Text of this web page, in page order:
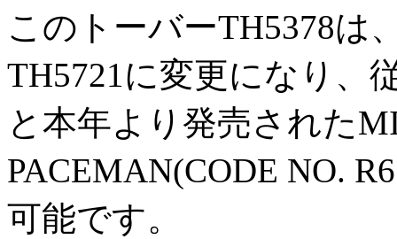
このトーバーTH5378は
TH5721に変更になり、
と本年より発売された
PACEMAN(CODE NO.
可能です。